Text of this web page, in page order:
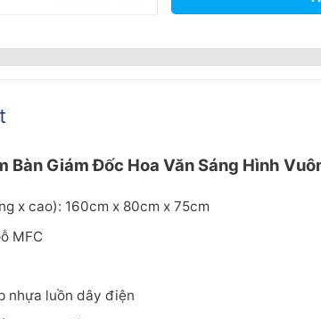
Bàn Giám Đốc Hoa Văn Sáng Hình
x cao): 160cm x 80cm x 75cm
MFC
nhựa luồn dây điện